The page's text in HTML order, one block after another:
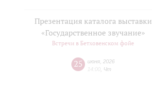
Презентация каталога выставки
«Государственное звучание»
Встречи в Бетховенском фойе
25 июня 2026
14:00 Чт